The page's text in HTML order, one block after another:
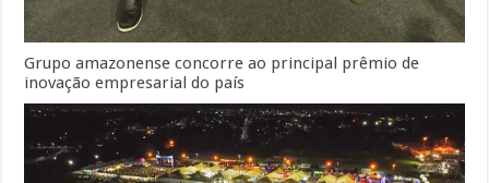
Grupo amazonense concorre ao principal prêmio de
inovação empresarial do país